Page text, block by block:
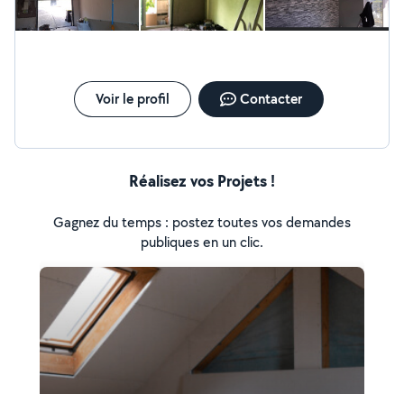
Voir le profil Contacter
Réalisez vos Projets !
Gagnez du temps : postez toutes vos demandes
publiques en un clic.